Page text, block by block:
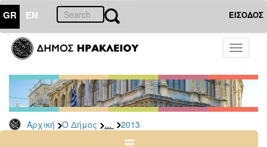
GR EN ΕΙΣΟΔΟΣ
Toggle
Αρχική Ο Δήμος ... 2013
ΔΗΜΟΣ
Διακηρύξεις
-
Δημοπρασίες
Αρχείο